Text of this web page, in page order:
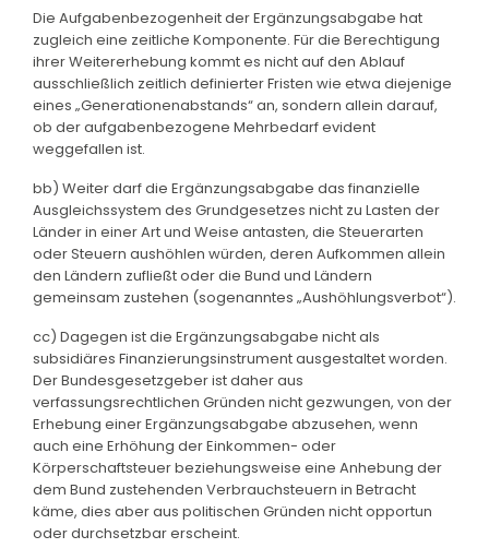
Die Aufgabenbezogenheit der Ergänzungsabgabe hat
zugleich eine zeitliche Komponente. Für die Berechtigung
ihrer Weitererhebung kommt es nicht auf den Ablauf
ausschließlich zeitlich definierter Fristen wie etwa diejenige
eines „Generationenabstands“ an, sondern allein darauf,
ob der aufgabenbezogene Mehrbedarf evident
weggefallen ist.
bb) Weiter darf die Ergänzungsabgabe das finanzielle
Ausgleichssystem des Grundgesetzes nicht zu Lasten der
Länder in einer Art und Weise antasten, die Steuerarten
oder Steuern aushöhlen würden, deren Aufkommen allein
den Ländern zufließt oder die Bund und Ländern
gemeinsam zustehen (sogenanntes „Aushöhlungsverbot“).
cc) Dagegen ist die Ergänzungsabgabe nicht als
subsidiäres Finanzierungsinstrument ausgestaltet worden.
Der Bundesgesetzgeber ist daher aus
verfassungsrechtlichen Gründen nicht gezwungen, von der
Erhebung einer Ergänzungsabgabe abzusehen, wenn
auch eine Erhöhung der Einkommen- oder
Körperschaftsteuer beziehungsweise eine Anhebung der
dem Bund zustehenden Verbrauchsteuern in Betracht
käme, dies aber aus politischen Gründen nicht opportun
oder durchsetzbar erscheint.